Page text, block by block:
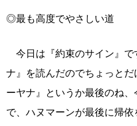
◎最も高度でやさしい道
今日は『約束のサイン』で
ナ』を読んだのでちょっと
ーヤナ』というか最後のね
で、ハヌマーンが最後に帰